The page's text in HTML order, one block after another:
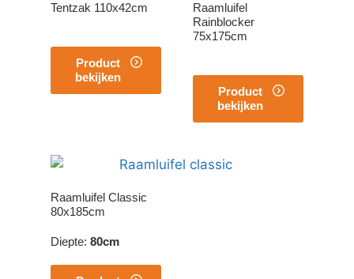
Tentzak 110x42cm
Product
bekijken
Raamluifel
Rainblocker
75x175cm
Product
bekijken
Raamluifel Classic
80x185cm
Diepte: 80cm